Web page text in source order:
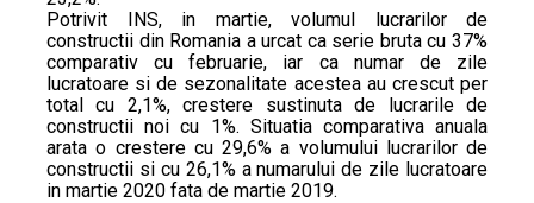
Potrivit INS, in martie, volumul lucrarilor de
constructii din Romania a urcat ca serie bruta cu 37%
comparativ cu februarie, iar ca numar de zile
lucratoare si de sezonalitate acestea au crescut per
total cu 2,1%, crestere sustinuta de lucrarile de
constructii noi cu 1%. Situatia comparativa anuala
arata o crestere cu 29,6% a volumului lucrarilor de
constructii si cu 26,1% a numarului de zile lucratoare
in martie 2020 fata de martie 2019.